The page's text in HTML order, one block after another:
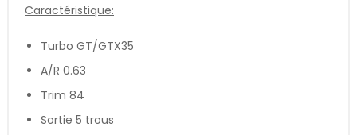
Caractéristique:
Turbo GT/GTX35
A/R 0.63
Trim 84
Sortie 5 trous